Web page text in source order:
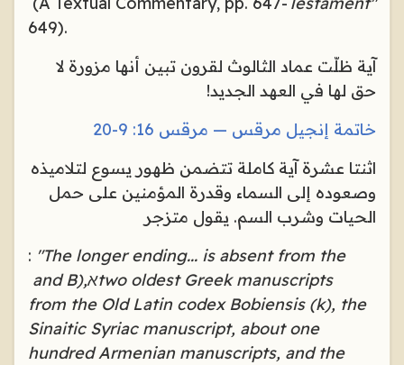
649).
آية ظلّت عماد الثالوث لقرون تبين أنها مزورة لا
حق لها في العهد الجديد!
خاتمة إنجيل مرقس — مرقس 16: 9-20
اثنتا عشرة آية كاملة تتضمن ظهور يسوع لتلاميذه
وصعوده إلى السماء وقدرة المؤمنين على حمل
الحيات وشرب السم. يقول متزجر
: "The longer ending... is absent from the
two oldest Greek manuscriptsאand B),
from the Old Latin codex Bobiensis (k), the
Sinaitic Syriac manuscript, about one
hundred Armenian manuscripts, and the